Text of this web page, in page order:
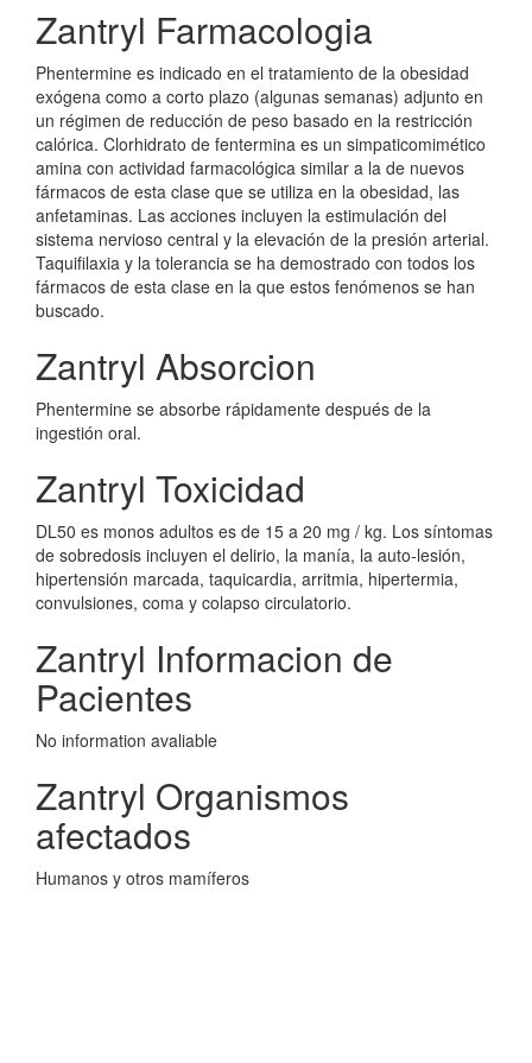
Zantryl Farmacologia
Phentermine es indicado en el tratamiento de la obesidad
exógena como a corto plazo (algunas semanas) adjunto en
un régimen de reducción de peso basado en la restricción
calórica. Clorhidrato de fentermina es un simpaticomimético
amina con actividad farmacológica similar a la de nuevos
fármacos de esta clase que se utiliza en la obesidad, las
anfetaminas. Las acciones incluyen la estimulación del
sistema nervioso central y la elevación de la presión arterial.
Taquifilaxia y la tolerancia se ha demostrado con todos los
fármacos de esta clase en la que estos fenómenos se han
buscado.
Zantryl Absorcion
Phentermine se absorbe rápidamente después de la
ingestión oral.
Zantryl Toxicidad
DL50 es monos adultos es de 15 a 20 mg / kg. Los síntomas
de sobredosis incluyen el delirio, la manía, la auto-lesión,
hipertensión marcada, taquicardia, arritmia, hipertermia,
convulsiones, coma y colapso circulatorio.
Zantryl Informacion de
Pacientes
No information avaliable
Zantryl Organismos
afectados
Humanos y otros mamíferos